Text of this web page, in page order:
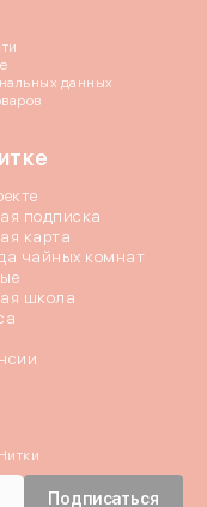
данных
подписка
карта
чайных комнат
школа
Подписаться